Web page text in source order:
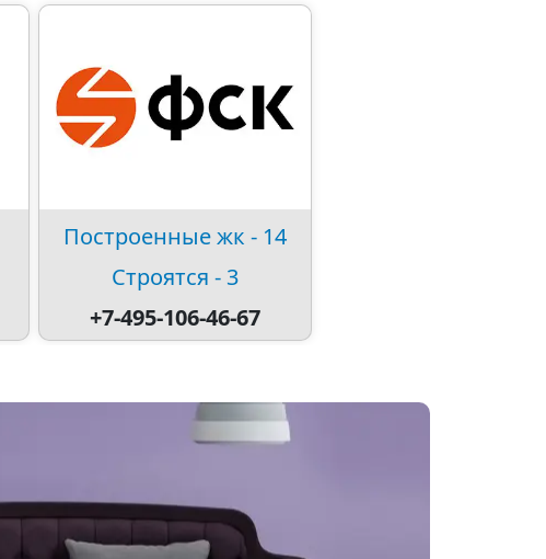
Построенные жк - 14
Строятся - 3
+7-495-106-46-67